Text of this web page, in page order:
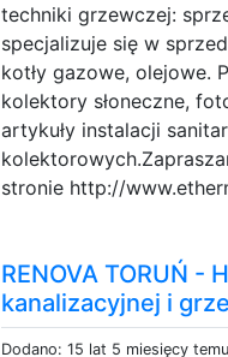
techniki grzewczej:
specjalizuje się w
kotły gazowe, olejowe.
kolektory słoneczne,
artykuły instalacji
stronie http://
RENOVA TORUŃ
kanalizacyjnej i
Dodano: 15 lat 5 miesięcy temu